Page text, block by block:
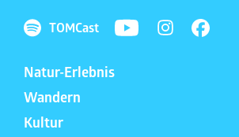
TOMCast
Natur-Erlebnis
Wandern
Kultur